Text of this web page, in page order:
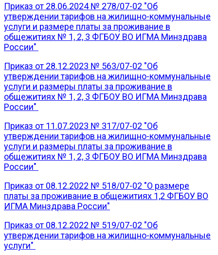
Приказ от 28.06.2024 № 278/07-02 "Об
утверждении тарифов на жилищно-коммунальные
услуги и размере платы за проживание в
общежитиях № 1, 2, 3 ФГБОУ ВО ИГМА Минздрава
России"
Приказ от 28.12.2023 № 563/07-02 "Об
утверждении тарифов на жилищно-коммунальные
услуги и размеры платы за проживание в
общежитиях № 1, 2, 3 ФГБОУ ВО ИГМА Минздрава
России"
Приказ от 11.07.2023 № 317/07-02 "Об
утверждении тарифов на жилищно-коммунальные
услуги и размеры платы за проживание в
общежитиях № 1, 2, 3 ФГБОУ ВО ИГМА Минздрава
России"
Приказ от 08.12.2022 № 518/07-02 "О размере
платы за проживание в общежитиях 1,2 ФГБОУ ВО
ИГМА Минздрава России"
Приказ от 08.12.2022 № 519/07-02 "Об
утверждении тарифов на жилищно-коммунальные
услуги"